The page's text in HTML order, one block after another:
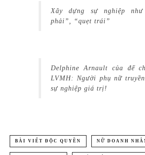
Xây dựng sự nghiệp như
phải”, “quẹt trái”
Delphine Arnault của đế
LVMH: Người phụ nữ
sự nghiệp giá trị!
BÀI VIẾT ĐỘC QUYỀN NỮ DOANH